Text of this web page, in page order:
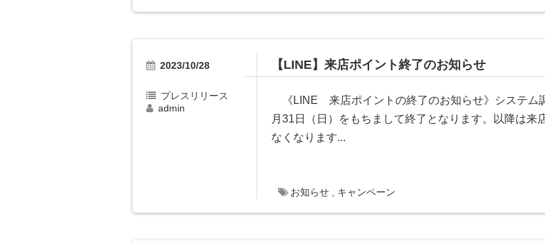
【LINE】来店ポイント終了のお知らせ
《LINE 来店ポイントの終了のお知らせ》システム
月31日（日）をもちまして終了となります。以降は来
なくなります...
2023/10/28
プレスリリース
admin
お知らせ キャンペーン